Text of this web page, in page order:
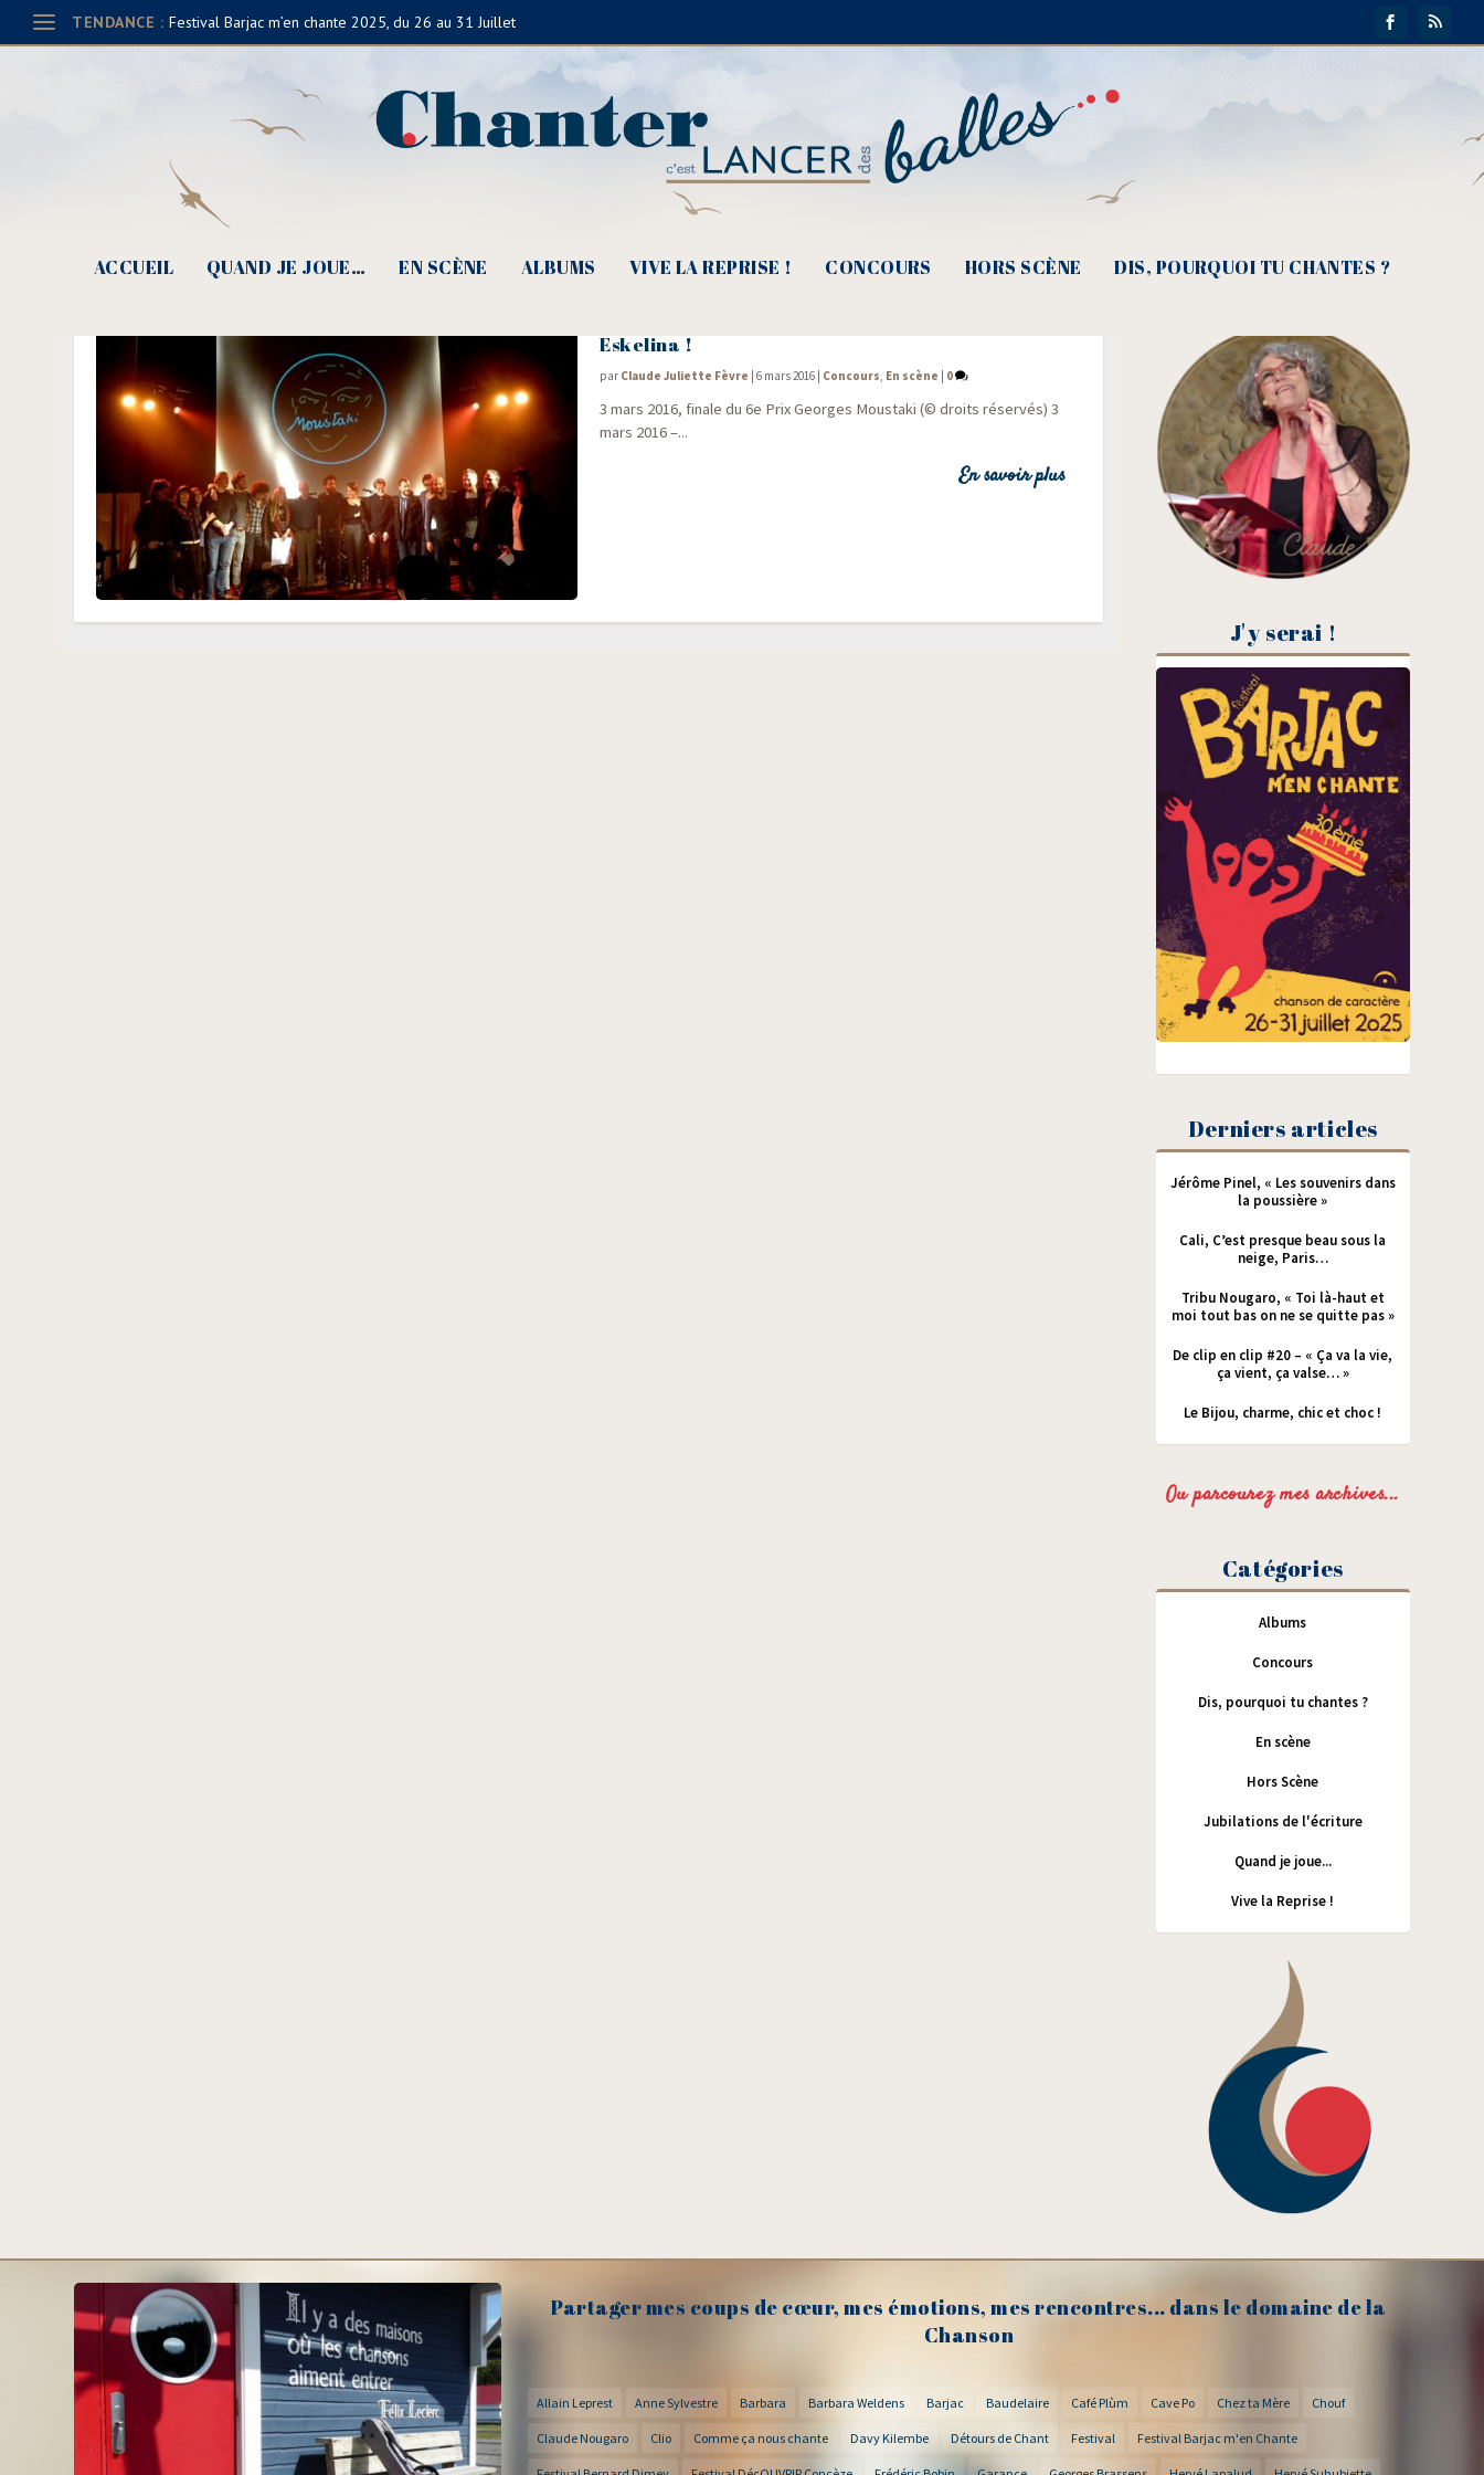
TENDANCE : Festival Barjac m’en chante 2025, du 26 au 31 Juillet
ACCUEIL QUAND JE JOUE… EN SCÈNE ALBUMS VIVE LA REPRISE ! CONCOURS HORS SCÈNE DIS, POURQUOI TU CHANTES ?
Eskelina !
par Claude Juliette Fèvre |6 mars 2016 Concours, En scène 0
3 mars 2016, finale du 6e Prix Georges Mous­ta­ki (© droits réservés) 3
mars 2016 –...
En savoir plus
J'y serai !
Derniers articles
Jérôme Pinel, « Les souvenirs dans
la poussière »
Cali, C’est presque beau sous la
neige, Paris…
Tribu Nougaro, « Toi là-haut et
moi tout bas on ne se quitte pas »
De clip en clip #20 – « Ça va la vie,
ça vient, ça valse… »
Le Bijou, charme, chic et choc !
Ou parcourez mes archives...
Catégories
Albums
Concours
Dis, pourquoi tu chantes ?
En scène
Hors Scène
Jubilations de l'écriture
Quand je joue...
Vive la Reprise !
Partager mes coups de cœur, mes émotions, mes rencontres... dans le domaine de la
Chanson
Allain Leprest Anne Sylvestre Barbara Barbara Weldens Barjac Baudelaire Café Plùm Cave Po Chez ta Mère Chouf
Claude Nougaro Clio Comme ça nous chante Davy Kilembe Détours de Chant Festival Festival Barjac m'en Chante